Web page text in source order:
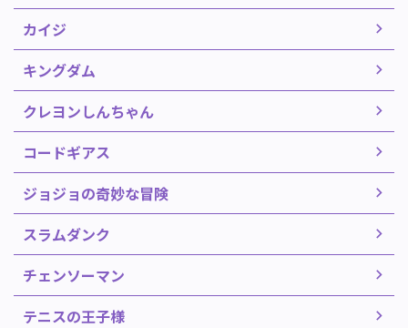
カイジ
キングダム
クレヨンしんちゃん
コードギアス
ジョジョの奇妙な冒険
スラムダンク
チェンソーマン
テニスの王子様